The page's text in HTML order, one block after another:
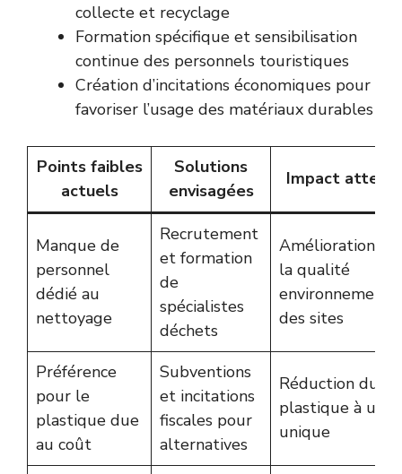
collecte et recyclage
Formation spécifique et sensibilisation
continue des personnels touristiques
Création d’incitations économiques pour
favoriser l’usage des matériaux durables
Points faibles
actuels
Solutions
envisagées
Impact
Manque de
personnel
dédié au
nettoyage
Recrutement
et formation
de
spécialistes
déchets
Amélioration de
la qualité
des sites
Préférence
pour le
plastique due
au coût
Subventions
et incitations
fiscales pour
alternatives
Réduction du
plastique à
unique